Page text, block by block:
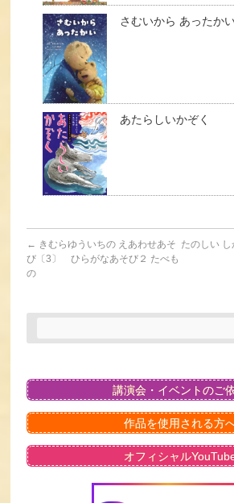
さむいから あったか
あたらしいかぞく
← きむらゆういちの えあわせあそ
び〔3〕 ひらがなあそび２ たべも
の
たのしい
講演会・イベントのご
作品を使用される方
オフィシャル